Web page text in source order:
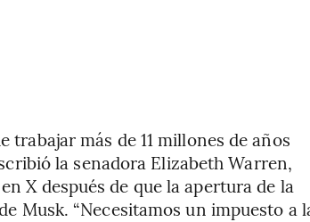
más de 11 millones de años
la senadora Elizabeth Warren,
X después de que la apertura de la
Musk. “Necesitamos un impuesto a